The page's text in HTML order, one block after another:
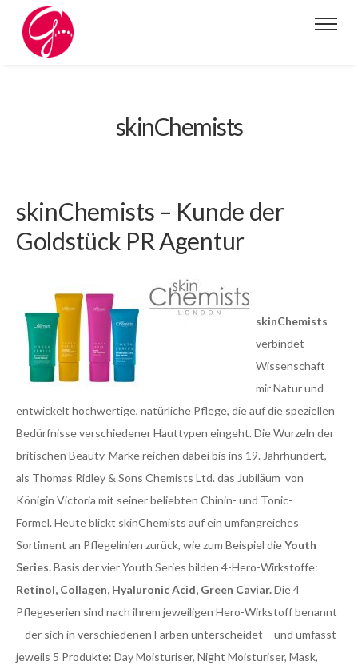
skinChemists
skinChemists – Kunde der
Goldstück PR Agentur
skinChemists
verbindet
Wissenschaft
mir Natur und
entwickelt hochwertige, natürliche Pflege, die auf die speziellen
Bedürfnisse verschiedener Hauttypen eingeht. Die Wurzeln der
britischen Beauty-Marke reichen dabei bis ins 19. Jahrhundert,
als Thomas Ridley & Sons Chemists Ltd. das Jubiläum von
Königin Victoria mit seiner beliebten Chinin- und Tonic-
Formel. Heute blickt skinChemists auf ein umfangreiches
Sortiment an Pflegelinien zurück, wie zum Beispiel dieYouth
Series.Basis der vier Youth Series bilden 4-Hero-Wirkstoffe:
Retinol, Collagen, HyaluronicAcid, Green Caviar.Die 4
Pflegeserien sind nach ihrem jeweiligen Hero-Wirkstoff benannt
– der sich in verschiedenen Farben unterscheidet – und umfasst
jeweils 5 Produkte: Day Moisturiser, Night Moisturiser, Mask,